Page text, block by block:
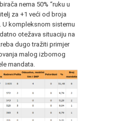
nema 50% “ruku u
za +1 veći od broja
U kompleksnom sistemu
otežava situaciju na
dugo tražiti primjer
malog izbornog
mandata.